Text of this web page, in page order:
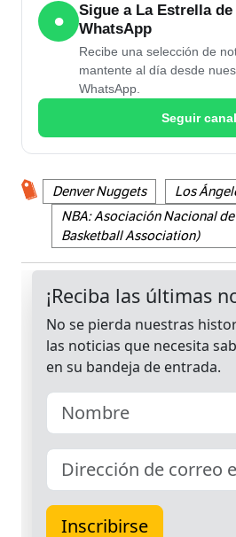
●
Sigue a La Estrella de
WhatsApp
Recibe una selección de
mantente al día desde
WhatsApp.
Seguir canal
Denver Nuggets
Los
NBA: Asociación Nacional
Basketball Association)